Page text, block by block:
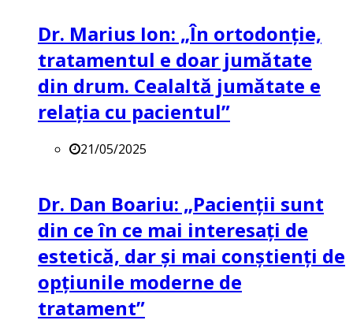
Dr. Marius Ion: „În ortodonție,
tratamentul e doar jumătate
din drum. Cealaltă jumătate e
relația cu pacientul”
21/05/2025
Dr. Dan Boariu: „Pacienții sunt
din ce în ce mai interesați de
estetică, dar și mai conștienți de
opțiunile moderne de
tratament”